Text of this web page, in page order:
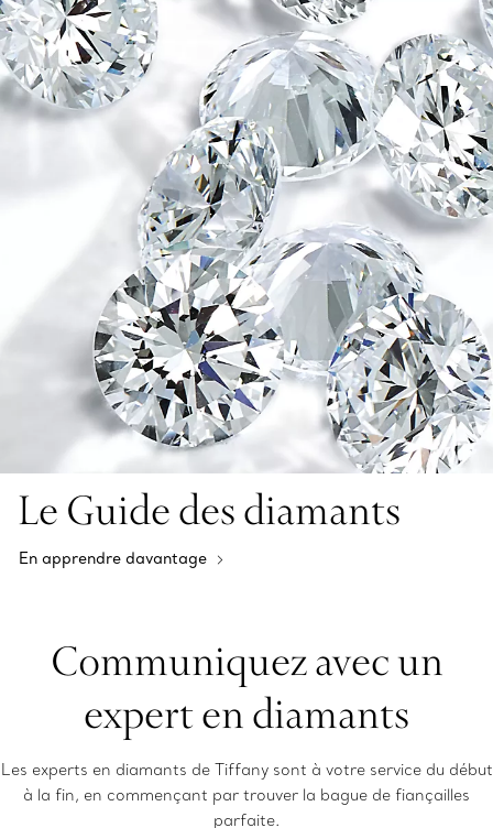
Le Guide des diamants
En apprendre davantage
Communiquez avec un
expert en diamants
Les experts en diamants de Tiffany sont à votre service du début
à la fin, en commençant par trouver la bague de fiançailles
parfaite.